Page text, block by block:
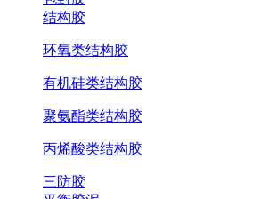
结构胶
环氧类结构胶
有机硅类结构胶
聚氨酯类结构胶
丙烯酸类结构胶
三防胶